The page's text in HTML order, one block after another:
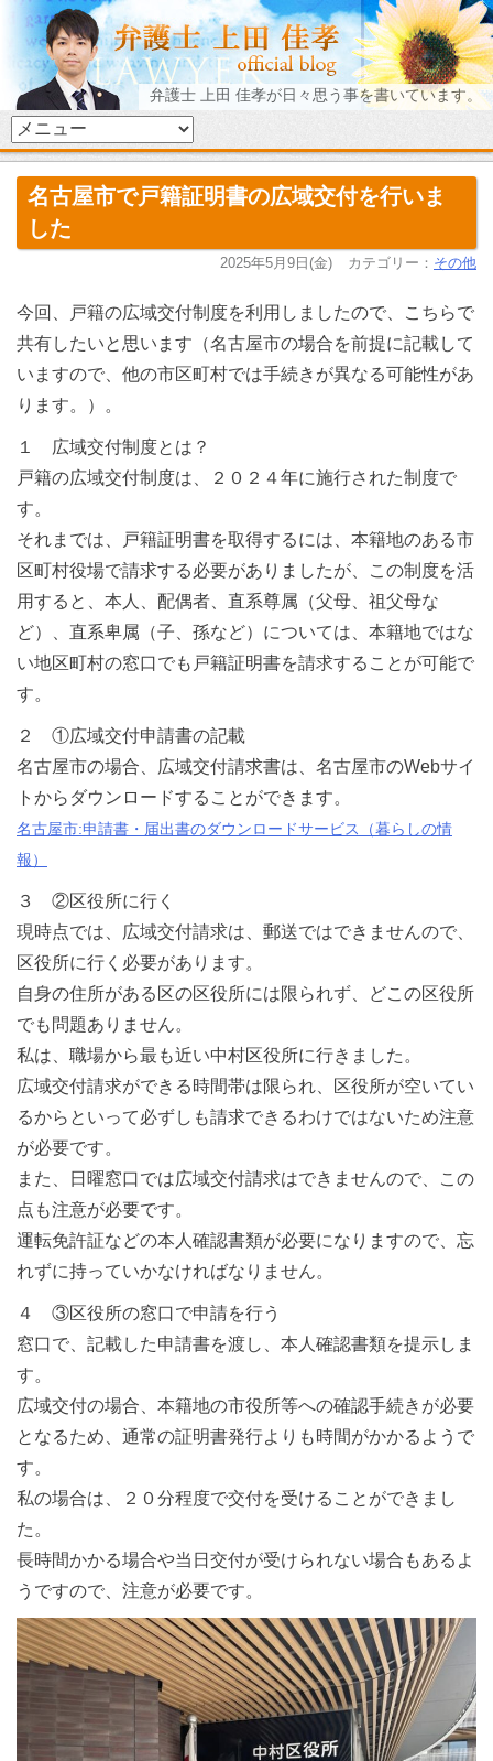
弁護士 上田 佳孝が日々思う事を書いています。
名古屋市で戸籍証明書の広域交付を行いま
した
2025年5月9日(金) カテゴリー： その他
今回、戸籍の広域交付制度を利用しましたので、こちらで
共有したいと思います（名古屋市の場合を前提に記載して
いますので、他の市区町村では手続きが異なる可能性があ
ります。）。
１ 広域交付制度とは？
戸籍の広域交付制度は、２０２４年に施行された制度で
す。
それまでは、戸籍証明書を取得するには、本籍地のある市
区町村役場で請求する必要がありましたが、この制度を活
用すると、本人、配偶者、直系尊属（父母、祖父母な
ど）、直系卑属（子、孫など）については、本籍地ではな
い地区町村の窓口でも戸籍証明書を請求することが可能で
す。
２ ①広域交付申請書の記載
名古屋市の場合、広域交付請求書は、名古屋市のWebサイ
トからダウンロードすることができます。
名古屋市:申請書・届出書のダウンロードサービス（暮らしの情
報）
３ ②区役所に行く
現時点では、広域交付請求は、郵送ではできませんので、
区役所に行く必要があります。
自身の住所がある区の区役所には限られず、どこの区役所
でも問題ありません。
私は、職場から最も近い中村区役所に行きました。
広域交付請求ができる時間帯は限られ、区役所が空いてい
るからといって必ずしも請求できるわけではないため注意
が必要です。
また、日曜窓口では広域交付請求はできませんので、この
点も注意が必要です。
運転免許証などの本人確認書類が必要になりますので、忘
れずに持っていかなければなりません。
４ ③区役所の窓口で申請を行う
窓口で、記載した申請書を渡し、本人確認書類を提示しま
す。
広域交付の場合、本籍地の市役所等への確認手続きが必要
となるため、通常の証明書発行よりも時間がかかるようで
す。
私の場合は、２０分程度で交付を受けることができまし
た。
長時間かかる場合や当日交付が受けられない場合もあるよ
うですので、注意が必要です。